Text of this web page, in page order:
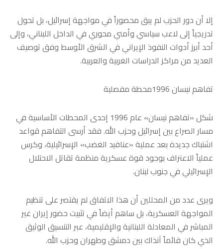
إلا أن دور الحزب لم يبق محصوراً في مواجهة إسرائيل، بل تحول
تدريجياً إلى لاعب سياسي وأمني محوري في الداخل اللبناني، وإلى
أحد أبرز أدوات النفوذ الإيراني في الشرق الأوسط وفق توصيف
العديد من مراكز الدراسات الغربية والعربية.
تفاهم نيسان 1996محطة مفصلية
شكل «تفاهم نيسان» عام 1996 إحدى المحطات الأساسية في
مسار الصراع بين إسرائيل وحزب الله. فقد أرسى التفاهم قواعد
اشتباك جديدة بعد عملية «عناقيد الغضب» الإسرائيلية، وكرس
عملياً الاعتراف بوجود قوة عسكرية منظمة تقاتل الاحتلال
الإسرائيلي في جنوب لبنان.
ويرى عدد من المحللين أن هذا الاتفاق لم يقتصر على تنظيم
المواجهة العسكرية، بل ساهم أيضاً في تثبيت حضور إيران غير
المباشر في المعادلة اللبنانية والإقليمية، عبر التنسيق الوثيق
الذي كان قائماً آنذاك بين دمشق وطهران وحزب الله.